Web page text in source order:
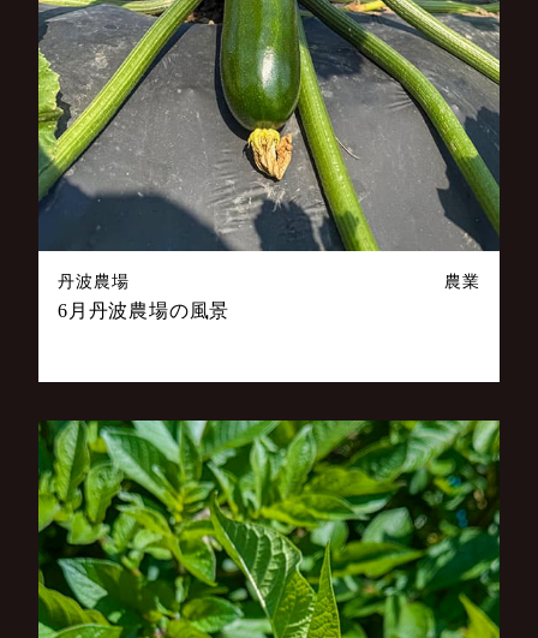
丹波農場 農業
6月丹波農場の風景